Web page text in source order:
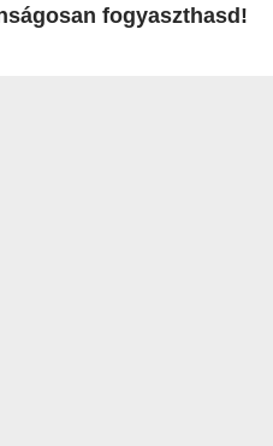
fogyaszthasd!